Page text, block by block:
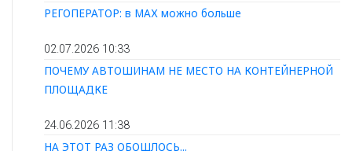
РЕГОПЕРАТОР: в МАХ можно больше
02.07.2026 10:33
ПОЧЕМУ АВТОШИНАМ НЕ МЕСТО НА КОНТЕЙНЕРНОЙ
ПЛОЩАДКЕ
24.06.2026 11:38
НА ЭТОТ РАЗ ОБОШЛОСЬ...